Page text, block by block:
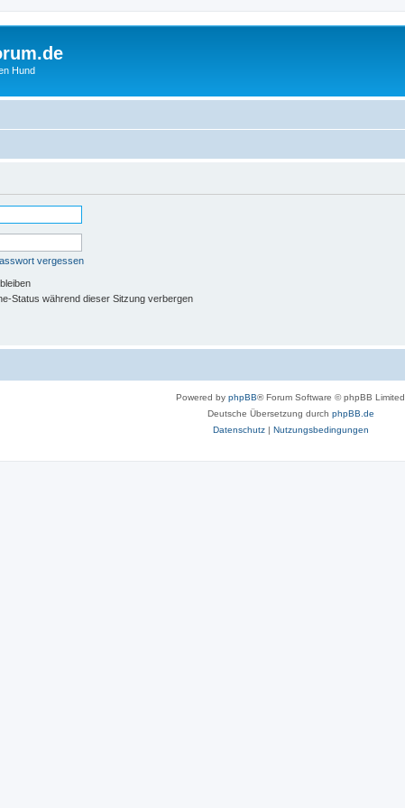
Hund
vergessen
Status während dieser Sitzung verbergen
Powered by phpBB® Forum Software © phpBB Limited
Deutsche Übersetzung durch phpBB.de
Datenschutz| Nutzungsbedingungen